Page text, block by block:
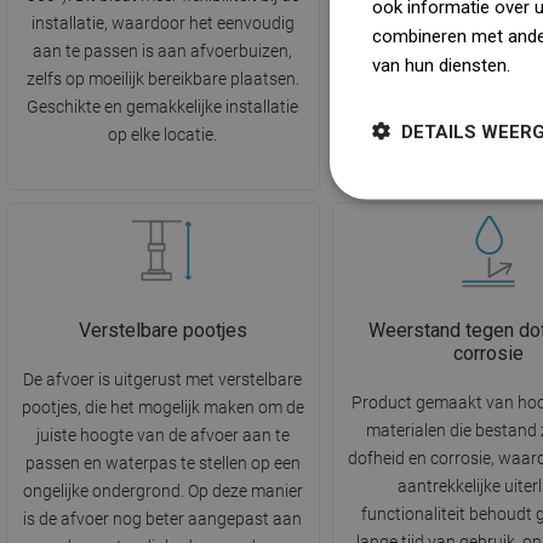
installatie, waardoor het eenvoudig
aan te passen is aan afvoerbuizen,
zelfs op moeilijk bereikbare plaatsen.
Geschikte en gemakkelijke installatie
op elke locatie.
effectieve bescherming
Verstelbare pootjes
De afvoer is uitgerust met verstelbare
pootjes, die het mogelijk maken om de
juiste hoogte van de afvoer aan te
passen en waterpas te stellen op een
ongelijke ondergrond. Op deze manier
is de afvoer nog beter aangepast aan
Weerstand tegen
corrosie
Product gemaakt van
materialen die bestand
dofheid en corrosie,
aantrekkelijke
functionaliteit behoudt
ook informatie over
combineren met
van hun diensten.
DETAILS